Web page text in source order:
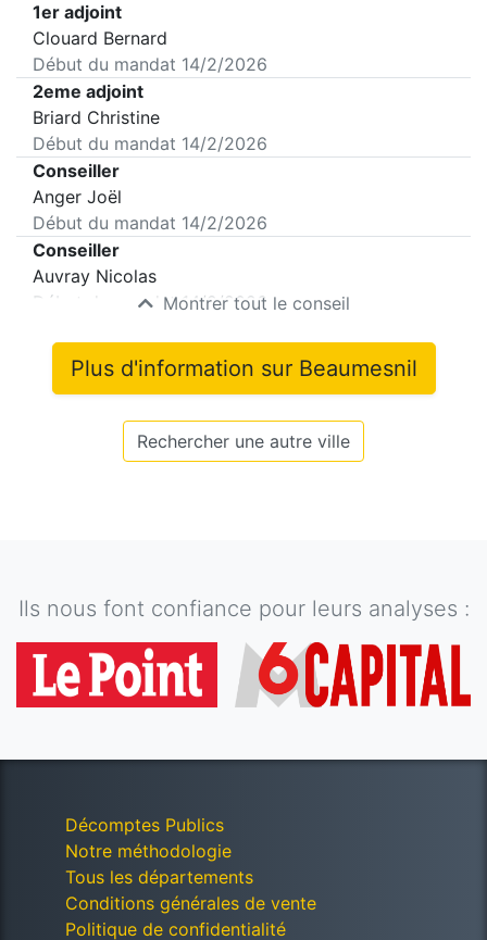
1er adjoint
Clouard Bernard
Début du mandat 14/2/2026
2eme adjoint
Briard Christine
Début du mandat 14/2/2026
Conseiller
Anger Joël
Début du mandat 14/2/2026
Conseiller
Auvray Nicolas
Début du mandat14/2/2026
Montrer tout le conseil
Plus d'information sur Beaumesnil
Rechercher une autre ville
Ils nous font confiance pour leurs analyses :
Décomptes Publics
Notre méthodologie
Tous les départements
Conditions générales de vente
Politique de confidentialité